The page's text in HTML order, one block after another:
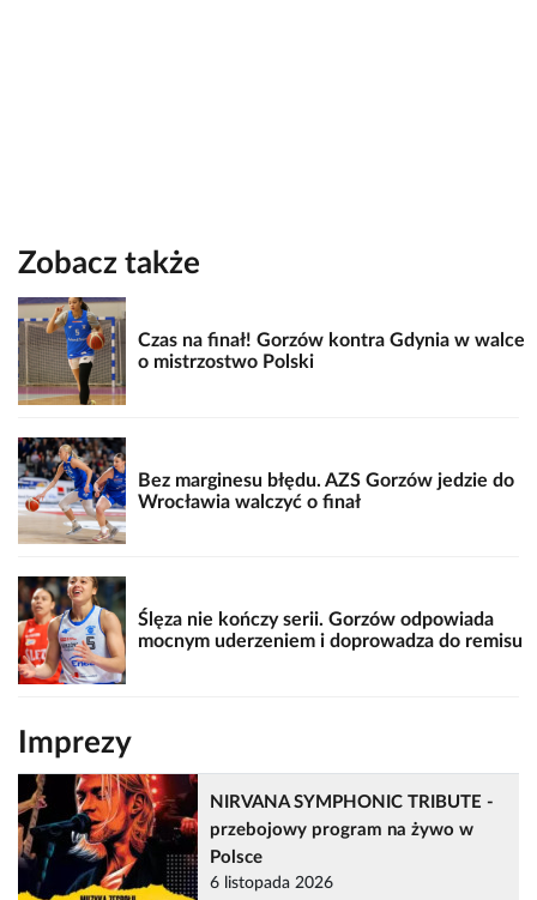
Zobacz także
Czas na finał! Gorzów kontra Gdynia w walce
o mistrzostwo Polski
Bez marginesu błędu. AZS Gorzów jedzie do
Wrocławia walczyć o finał
Ślęza nie kończy serii. Gorzów odpowiada
mocnym uderzeniem i doprowadza do remisu
Imprezy
NIRVANA SYMPHONIC TRIBUTE -
przebojowy program na żywo w
Polsce
6 listopada 2026